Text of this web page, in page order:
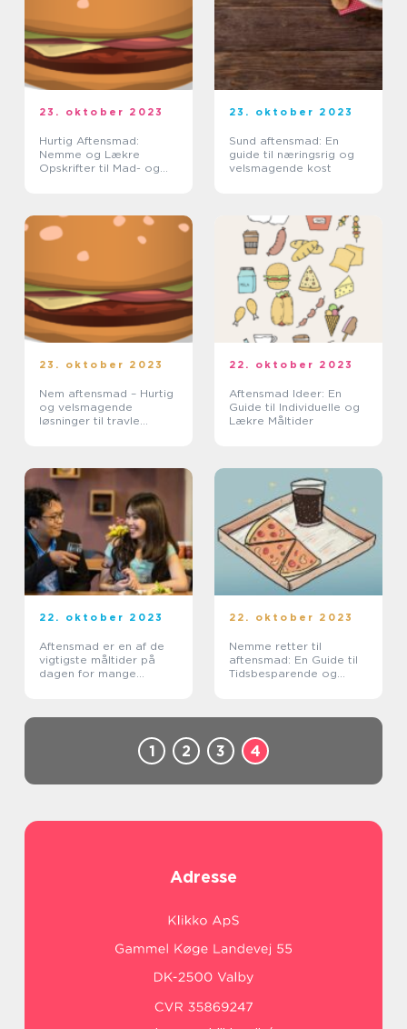
23. oktober 2023
Hurtig Aftensmad:
Nemme og Lækre
Opskrifter til Mad- og
23. oktober 2023
Sund aftensmad: En
guide til næringsrig og
velsmagende kost
23. oktober 2023
Nem aftensmad – Hurtig
og velsmagende
løsninger til travle
22. oktober 2023
Aftensmad Ideer: En
Guide til Individuelle og
Lækre Måltider
22. oktober 2023
Aftensmad er en af de
vigtigste måltider på
dagen for mange
22. oktober 2023
Nemme retter til
aftensmad: En Guide til
Tidsbesparende og
1 2 3 4
Adresse